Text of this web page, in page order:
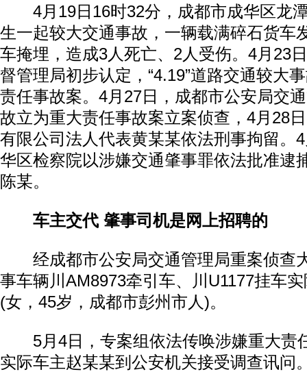
4月19日16时32分，成都市成华区龙
生一起较大交通事故，一辆载满碎石货车
车掩埋，造成3人死亡、2人受伤。4月23
督管理局初步认定，“4.19”道路交通较大
责任事故案。4月27日，成都市公安局交
故立为重大责任事故案立案侦查，4月28
有限公司法人代表黄某某依法刑事拘留。
华区检察院以涉嫌交通肇事罪依法批准逮
陈某。
车主交代 肇事司机是网上招聘的
经成都市公安局交通管理局重案侦查
事车辆川AM8973牵引车、川U1177挂车
(女，45岁，成都市彭州市人)。
5月4日，专案组依法传唤涉嫌重大责
实际车主赵某某到公安机关接受调查讯问